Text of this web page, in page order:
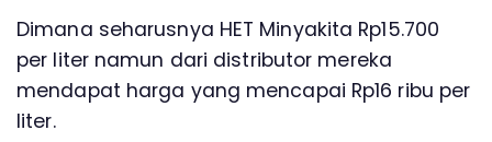
Dimana seharusnya HET Minyakita Rp15.700
per liter namun dari distributor mereka
mendapat harga yang mencapai Rp16 ribu per
liter.